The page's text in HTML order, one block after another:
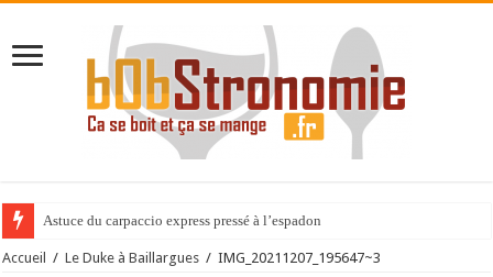
Astuce du carpaccio express pressé à l’espadon
Accueil / Le Duke à Baillargues / IMG_20211207_195647~3